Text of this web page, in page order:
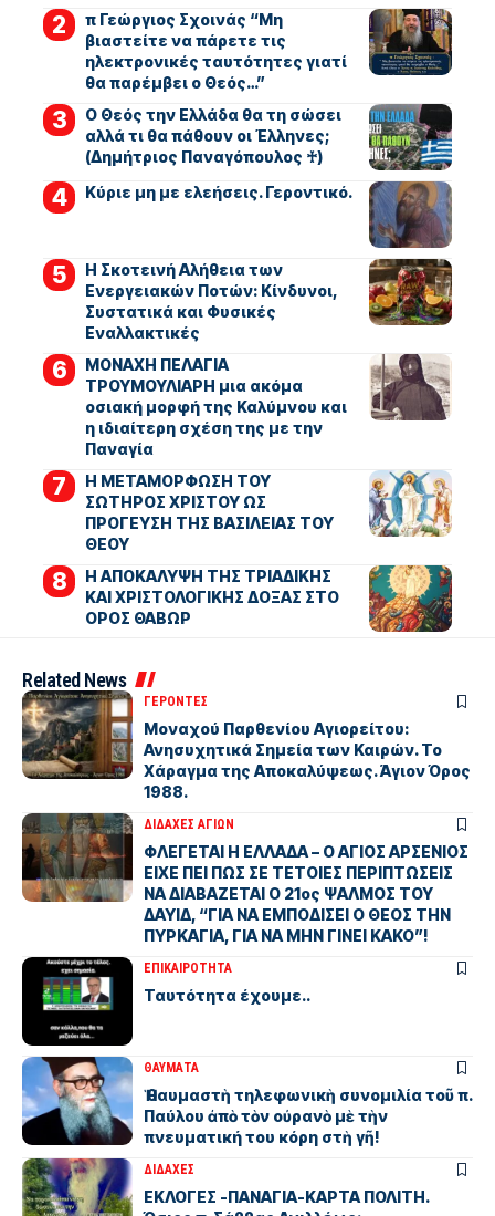
π Γεώργιος Σχοινάς “Μη
βιαστείτε να πάρετε τις
ηλεκτρονικές ταυτότητες γιατί
θα παρέμβει ο Θεός…”
Ο Θεός την Ελλάδα θα τη σώσει
αλλά τι θα πάθουν οι Έλληνες;
(Δημήτριος Παναγόπουλος ♰)
Kύριε μη με ελεήσεις. Γεροντικό.
Η Σκοτεινή Αλήθεια των
Ενεργειακών Ποτών: Κίνδυνοι,
Συστατικά και Φυσικές
Εναλλακτικές
ΜΟΝΑΧΗ ΠΕΛΑΓΙΑ
ΤΡΟΥΜΟΥΛΙΑΡΗ μια ακόμα
οσιακή μορφή της Καλύμνου και
η ιδιαίτερη σχέση της με την
Παναγία
Η ΜΕΤΑΜΟΡΦΩΣΗ ΤΟΥ
ΣΩΤΗΡΟΣ ΧΡΙΣΤΟΥ ΩΣ
ΠΡΟΓΕΥΣΗ ΤΗΣ ΒΑΣΙΛΕΙΑΣ ΤΟΥ
ΘΕΟΥ
Η ΑΠΟΚΑΛΥΨΗ ΤΗΣ ΤΡΙΑΔΙΚΗΣ
ΚΑΙ ΧΡΙΣΤΟΛΟΓΙΚΗΣ ΔΟΞΑΣ ΣΤΟ
ΟΡΟΣ ΘΑΒΩΡ
Related News
ΓΕΡΟΝΤΕΣ
Μοναχού Παρθενίου Αγιορείτου:
Ανησυχητικά Σημεία των Καιρών. Το
Χάραγμα της Αποκαλύψεως. Άγιον Όρος
1988.
ΔΙΔΑΧΕΣ ΑΓΙΩΝ
ΦΛΕΓΕΤΑΙ Η ΕΛΛΑΔΑ – Ο ΑΓΙΟΣ ΑΡΣΕΝΙΟΣ
ΕΙΧΕ ΠΕΙ ΠΩΣ ΣΕ ΤΕΤΟΙΕΣ ΠΕΡΙΠΤΩΣΕΙΣ
ΝΑ ΔΙΑΒΑΖΕΤΑΙ Ο 21ος ΨΑΛΜΟΣ ΤΟΥ
ΔΑΥΙΔ, “ΓΙΑ ΝΑ ΕΜΠΟΔΙΣΕΙ Ο ΘΕΟΣ ΤΗΝ
ΠΥΡΚΑΓΙΑ, ΓΙΑ ΝΑ ΜΗΝ ΓΙΝΕΙ ΚΑΚΟ”!
ΕΠΙΚΑΙΡΟΤΗΤΑ
Ταυτότητα έχουμε..
ΘΑΥΜΑΤΑ
Ἡ θαυμαστὴ τηλεφωνικὴ συνομιλία τοῦ π.
Παύλου ἀπὸ τὸν οὐρανὸ μὲ τὴν
πνευματική του κόρη στὴ γῆ!
ΔΙΔΑΧΕΣ
ΕΚΛΟΓΕΣ -ΠΑΝΑΓΙΑ-ΚΑΡΤΑ ΠΟΛΙΤΗ.